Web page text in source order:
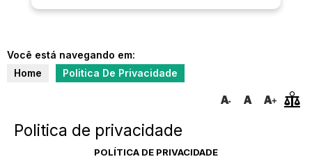
Você está navegando em:
Home
Politica De Privacidade
Politica de privacidade
POLÍTICA DE PRIVACIDADE